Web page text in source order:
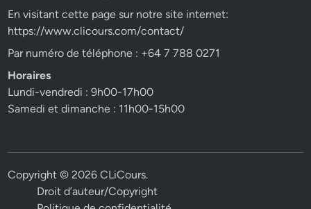
En visitant cette page sur notre site internet:
https://www.clicours.com/contact/
Par numéro de téléphone : +64 7 788 0271
Horaires
Lundi-vendredi : 9h00-17h00
Samedi et dimanche : 11h00-15h00
Copyright © 2026CLiCours.
Droit d’auteur/Copyright